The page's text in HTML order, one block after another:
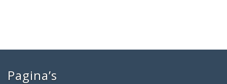
Pagina’s